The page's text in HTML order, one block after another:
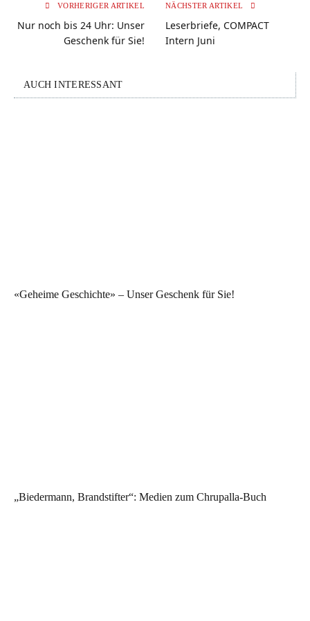
VORHERIGER ARTIKEL
Nur noch bis 24 Uhr: Unser
Geschenk für Sie!
NÄCHSTER ARTIKEL
Leserbriefe, COMPACT
Intern Juni
AUCH INTERESSANT
«Geheime Geschichte» – Unser Geschenk für Sie!
„Biedermann, Brandstifter“: Medien zum Chrupalla-Buch